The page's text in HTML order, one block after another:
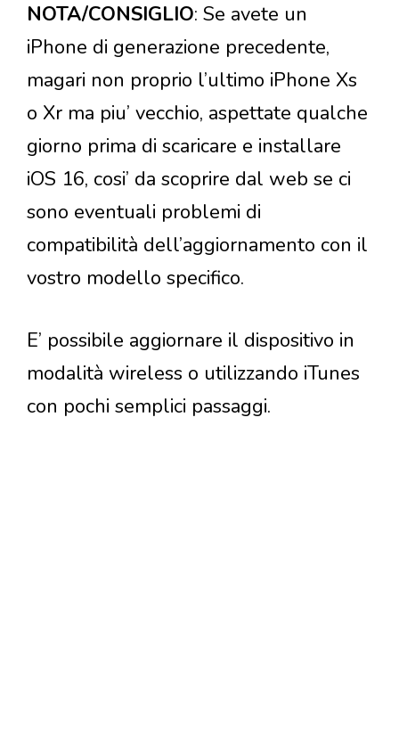
NOTA/CONSIGLIO: Se avete un
iPhone di generazione precedente,
magari non proprio l’ultimo iPhone Xs
o Xr ma piu’ vecchio, aspettate qualche
giorno prima di scaricare e installare
iOS 16, cosi’ da scoprire dal web se ci
sono eventuali problemi di
compatibilità dell’aggiornamento con il
vostro modello specifico.
E’ possibile aggiornare il dispositivo in
modalità wireless o utilizzando iTunes
con pochi semplici passaggi.